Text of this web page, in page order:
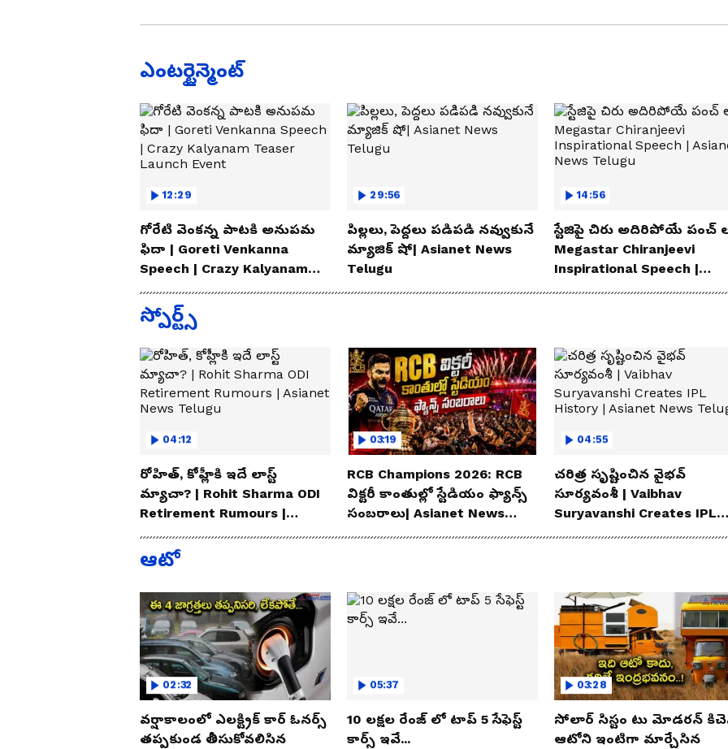
ఎంటర్టైన్మెంట్
12:29
గోరేటి వెంకన్న పాటకి అనుపమ
ఫిదా | Goreti Venkanna
Speech | Crazy Kalyanam
Teaser Launch Event
29:56
పిల్లలు, పెద్దలు పడిపడి నవ్వుకునే
మ్యాజిక్ షో| Asianet News
Telugu
14:56
స్టేజిపై చిరు అదిరిపోయే పంచ్
Megastar Chiranjeevi
Inspirational Speech |
Asianet News Telugu
స్పోర్ట్స్
04:12
రోహిత్, కోహ్లీకి ఇదే లాస్ట్
మ్యాచా? | Rohit Sharma ODI
Retirement Rumours |
Asianet News Telugu
03:19
RCB Champions 2026: RCB
విక్టరీ కాంతుల్లో స్టేడియం ఫ్యాన్స్
సంబరాలు| Asianet News
Telugu
04:55
చరిత్ర సృష్టించిన వైభవ్
సూర్యవంశీ | Vaibhav
Suryavanshi Creates IPL
History | Asianet News
ఆటో
02:32
వర్షాకాలంలో ఎలక్ట్రిక్ కార్ ఓనర్స్
తప్పకుండ తీసుకోవలిసిన
05:37
10 లక్షల రేంజ్ లో టాప్ 5 సేఫెస్ట్
కార్స్ ఇవే...
03:28
సోలార్ సిస్టం టు మోడరన్
ఆటోని ఇంటిగా మార్చేసిన